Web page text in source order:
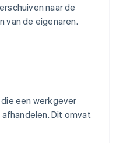
naar de
van de eigenaren.
een werkgever
Dit omvat